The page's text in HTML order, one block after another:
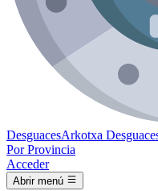
DesguacesArkotxa
Por Provincia
Acceder
Abrir menú